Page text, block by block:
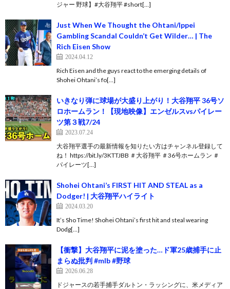
ジャー 野球】#大谷翔平 #short[…]
Just When We Thought the Ohtani/Ippei
Gambling Scandal Couldn’t Get Wilder… | The
Rich Eisen Show
2024.04.12
Rich Eisen and the guys react to the emerging details of
Shohei Ohtani’s fo[…]
いきなり弾に球場が大盛り上がり！大谷翔平 36号ソ
ロホームラン！【現地映像】エンゼルスvsパイレー
ツ第３戦7/24
2023.07.24
大谷翔平選手の最新情報を知りたい方はチャンネル登録して
ね！ https://bit.ly/3KTTJBB ＃大谷翔平 ＃36号ホームラン ＃
パイレーツ[…]
Shohei Ohtani’s FIRST HIT AND STEAL as a
Dodger! | 大谷翔平ハイライト
2024.03.20
It’s Sho Time! Shohei Ohtani’s first hit and steal wearing
Dodg[…]
【衝撃】大谷翔平に泥を塗った…ド軍25歳捕手に止
まらぬ批判 #mlb #野球
2026.06.28
ドジャースの若手捕手ダルトン・ラッシングに、米メディア